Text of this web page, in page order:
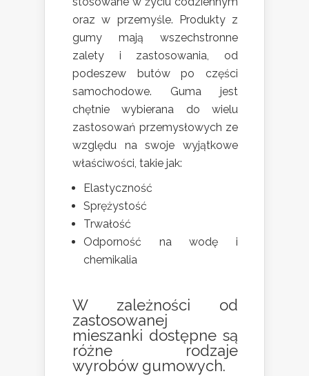
oraz w przemyśle. Produkty z
gumy mają wszechstronne
zalety i zastosowania, od
podeszew butów po części
samochodowe. Guma jest
chętnie wybierana do wielu
zastosowań przemysłowych ze
względu na swoje wyjątkowe
właściwości, takie jak:
Elastyczność
Sprężystość
Trwałość
Odporność na wodę i
chemikalia
W zależności od
zastosowanej
mieszanki dostępne są
różne rodzaje
wyrobów gumowych.